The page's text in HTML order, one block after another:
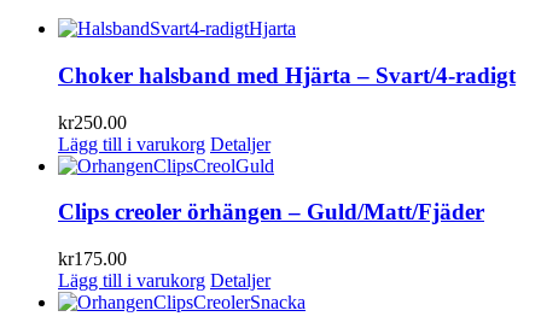
Choker halsband med Hjärta – Svart/4-radigt
kr250.00
Lägg till i varukorg Detaljer
Clips creoler örhängen – Guld/Matt/Fjäder
kr175.00
Lägg till i varukorg Detaljer